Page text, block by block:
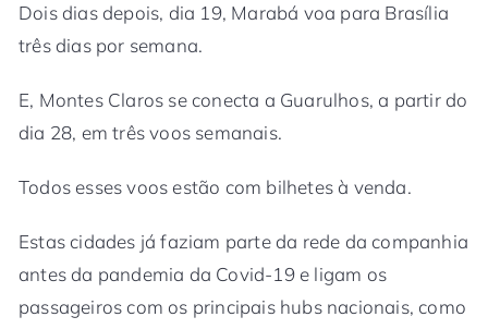
Dois dias depois, dia 19, Marabá voa para Brasília
três dias por semana.
E, Montes Claros se conecta a Guarulhos, a partir do
dia 28, em três voos semanais.
Todos esses voos estão com bilhetes à venda.
Estas cidades já faziam parte da rede da companhia
antes da pandemia da Covid-19 e ligam os
passageiros com os principais hubs nacionais, como